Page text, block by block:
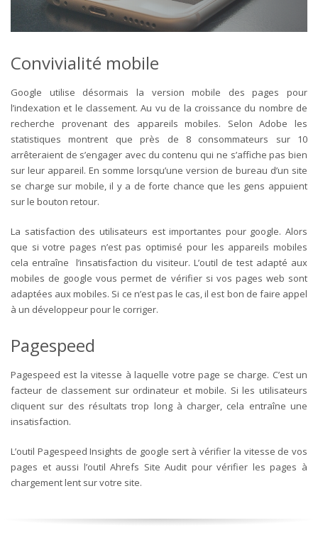
Convivialité mobile
Google utilise désormais la version mobile des pages pour
l’indexation et le classement. Au vu de la croissance du nombre de
recherche provenant des appareils mobiles. Selon Adobe les
statistiques montrent que près de 8 consommateurs sur 10
arrêteraient de s’engager avec du contenu qui ne s’affiche pas bien
sur leur appareil. En somme lorsqu’une version de bureau d’un site
se charge sur mobile, il y a de forte chance que les gens appuient
sur le bouton retour.
La satisfaction des utilisateurs est importantes pour google. Alors
que si votre pages n’est pas optimisé pour les appareils mobiles
cela entraîne l’insatisfaction du visiteur. L’outil de test adapté aux
mobiles de google vous permet de vérifier si vos pages web sont
adaptées aux mobiles. Si ce n’est pas le cas, il est bon de faire appel
à un développeur pour le corriger.
Pagespeed
Pagespeed est la vitesse à laquelle votre page se charge. C’est un
facteur de classement sur ordinateur et mobile. Si les utilisateurs
cliquent sur des résultats trop long à charger, cela entraîne une
insatisfaction.
L’outil Pagespeed Insights de google sert à vérifier la vitesse de vos
pages et aussi l’outil Ahrefs Site Audit pour vérifier les pages à
chargement lent sur votre site.